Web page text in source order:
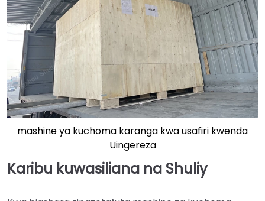
mashine ya kuchoma karanga kwa usafiri kwenda
Uingereza
Karibu kuwasiliana na Shuliy